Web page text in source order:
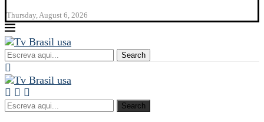
Thursday, August 6, 2026
Search
Search